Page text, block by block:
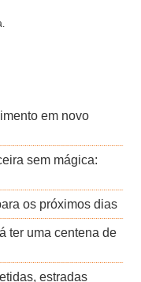
em novo
sem mágica:
os próximos dias
ter uma centena de
estradas